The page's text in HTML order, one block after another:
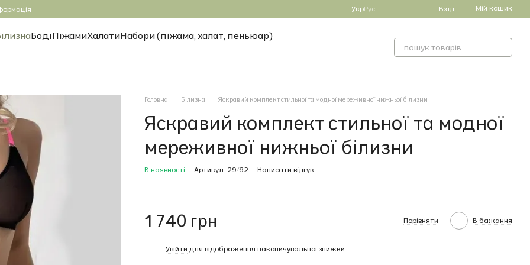
УкрРус Вхід Мій кошик
БодіПіжамиХалатиНабори (піжама, халат, пеньюар)
Головна Білизна Яскравий комплект стильної та модної мереживної нижньої білизни
Яскравий комплект стильної та модної
мереживної нижньої білизни
В наявності Артикул: 29/62 Написати відгук
1 740 грн Порівняти В бажання
Увійти для відображення накопичувальної знижки